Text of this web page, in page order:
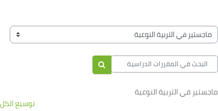
الكتل
تصنيفات المقررات
البحث في المقررات الدراسية
البحث في المقررات الدراسية
ماجستير في التربية النوعية
توسيع الكل